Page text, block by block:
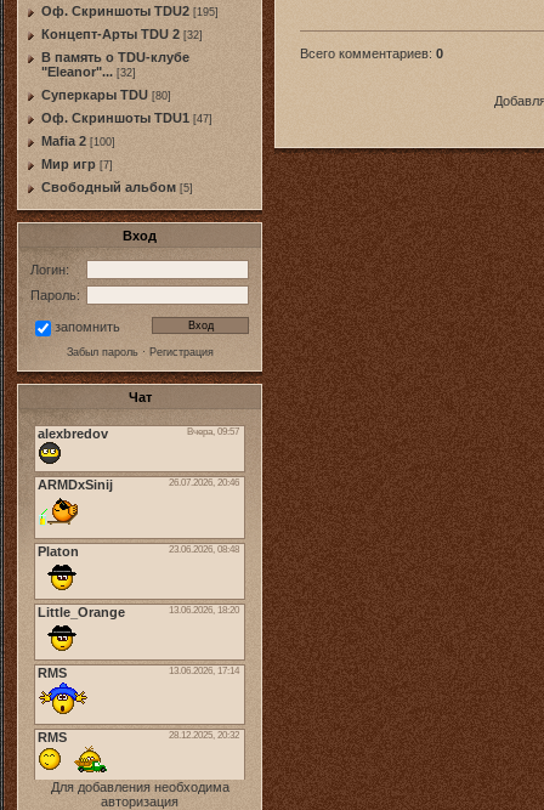
Оф. Скриншоты TDU2 [195]
Концепт-Арты TDU 2 [32]
В память о TDU-клубе
"Eleanor"... [32]
Суперкары TDU [80]
Оф. Скриншоты TDU1 [47]
Mafia 2 [100]
Мир игр [7]
Свободный альбом [5]
Вход
Логин:
Пароль:
запомнить
Забыл пароль· Регистрация
Чат
Для добавления необходима
авторизация
Всего комментариев: 0